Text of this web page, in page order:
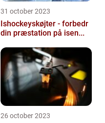
31 october 2023
Ishockeyskøjter - forbedr
din præstation på isen...
26 october 2023